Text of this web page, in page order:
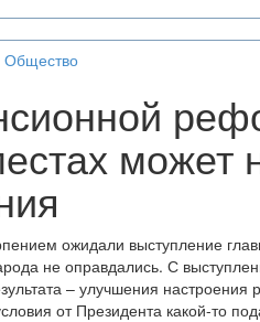
Общество
может
ожидали выступление
не оправдались. С
– улучшения
от Президента какой-то